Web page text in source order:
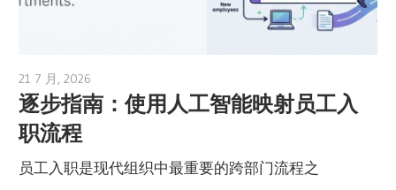
21 7 月, 2026
逐步指南：使用人工智能映射员工入
职流程
员工入职是现代组织中最重要的跨部门流程之